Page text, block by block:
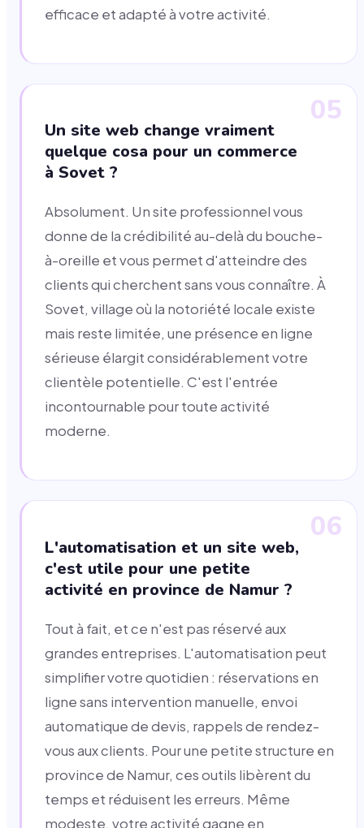
efficace et adapté à votre activité.
05
Un site web change vraiment
quelque cosa pour un commerce
à Sovet ?
Absolument. Un site professionnel vous
donne de la crédibilité au-delà du bouche-
à-oreille et vous permet d'atteindre des
clients qui cherchent sans vous connaître. À
Sovet, village où la notoriété locale existe
mais reste limitée, une présence en ligne
sérieuse élargit considérablement votre
clientèle potentielle. C'est l'entrée
incontournable pour toute activité
moderne.
06
L'automatisation et un site web,
c'est utile pour une petite
activité en province de Namur ?
Tout à fait, et ce n'est pas réservé aux
grandes entreprises. L'automatisation peut
simplifier votre quotidien : réservations en
ligne sans intervention manuelle, envoi
automatique de devis, rappels de rendez-
vous aux clients. Pour une petite structure en
province de Namur, ces outils libèrent du
temps et réduisent les erreurs. Même
modeste, votre activité gagne en